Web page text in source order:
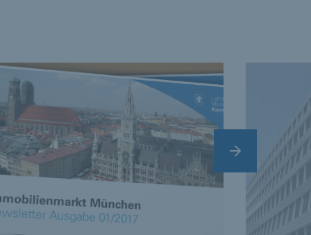
cards.
Nächster Slide